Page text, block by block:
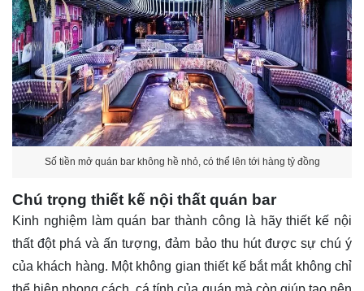
Số tiền mở quán bar không hề nhỏ, có thể lên tới hàng tỷ đồng
Chú trọng thiết kế nội thất quán bar
Kinh nghiệm làm quán bar thành công là hãy thiết kế nội
thất đột phá và ấn tượng, đảm bảo thu hút được sự chú ý
của khách hàng. Một không gian thiết kế bắt mắt không chỉ